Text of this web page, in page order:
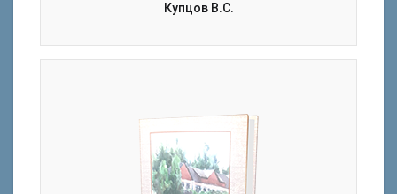
Купцов В.С.